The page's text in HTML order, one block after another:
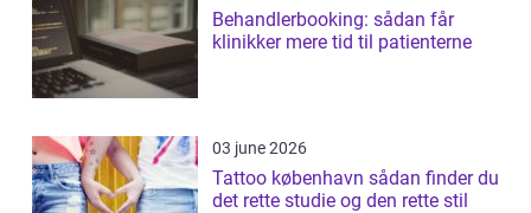
Behandlerbooking: sådan får
klinikker mere tid til patienterne
03 june 2026
Tattoo københavn sådan finder du
det rette studie og den rette stil